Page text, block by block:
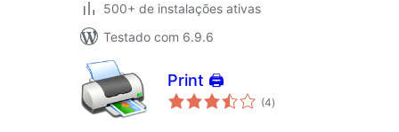
500+ de instalações ativas
Testado com 6.9.6
Print 🖨
(4total
de
)